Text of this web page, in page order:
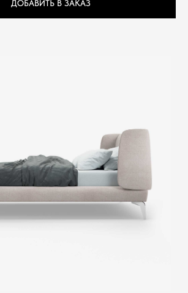
ДОБАВИТЬ В ЗАКАЗ